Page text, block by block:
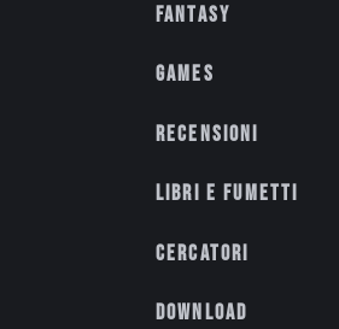
Fantasy
Games
Recensioni
Libri e fumetti
Cercatori
Download